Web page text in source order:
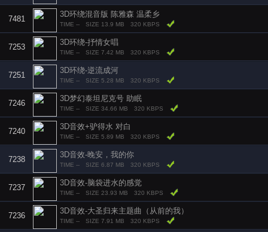
7481
3D环绕混音版 陈雅森 温柔乡
TIME -- SIZE 13.9 MB 320 KBPS
7253
3D环绕-抒情女唱
TIME -- SIZE 7.42 MB 320 KBPS
7251
3D环绕-逆流成河
TIME -- SIZE 5.28 MB 320 KBPS
7246
3D梦幻泰坦尼克号 助眠
TIME -- SIZE 34.66 MB 320 KBPS
7240
3D音效+驴得水 对白
TIME -- SIZE 5.89 MB 320 KBPS
7238
3D音效-晚安，我的你
TIME -- SIZE 6.87 MB 320 KBPS
7237
3D音效-脑袋进水的感觉
TIME -- SIZE 23.93 MB 320 KBPS
7236
3D音效-大圣归来主题曲（从前的我）
TIME -- SIZE 7.91 MB 320 KBPS